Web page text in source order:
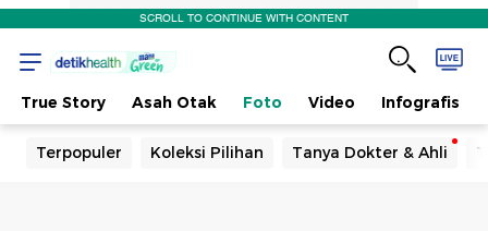
SCROLL TO CONTINUE WITH CONTENT
True Story Asah Otak Foto Video Infografis
Terpopuler Koleksi Pilihan Tanya Dokter & Ahli